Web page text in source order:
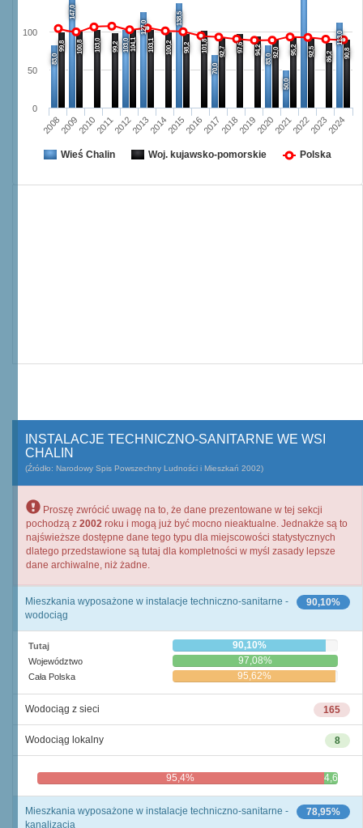
83,0
147,0
103,0
127,0
138,5
70,0
83,0
50,0
113,0
99,8 100,8 103,0 99,2 104,1 103,1 100,2 98,2 101,8 92,7 97,6 94,2 92,0 95,2 92,5 86,2 90,8
20082009201020112012201320142015201620172018201920202021202220232024
0
50
100
Wieś Chalin Woj. kujawsko-pomorskie Polska
INSTALACJE TECHNICZNO-SANITARNE WE WSI
CHALIN
(Źródło: Narodowy Spis Powszechny Ludności i Mieszkań 2002)
Proszę zwrócić uwagę na to, że dane prezentowane w tej sekcji
pochodzą z 2002 roku i mogą już być mocno nieaktualne. Jednakże są to
najświeższe dostępne dane tego typu dla miejscowości statystycznych
dlatego przedstawione są tutaj dla kompletności w myśl zasady lepsze
dane archiwalne, niż żadne.
90,10%
Mieszkania wyposażone w instalacje techniczno-sanitarne -
wodociąg
Tutaj 90,10%
Województwo 97,08%
Cała Polska 95,62%
165
Wodociąg z sieci
8
Wodociąg lokalny
95,4% 4,6%
78,95%
Mieszkania wyposażone w instalacje techniczno-sanitarne -
kanalizacja